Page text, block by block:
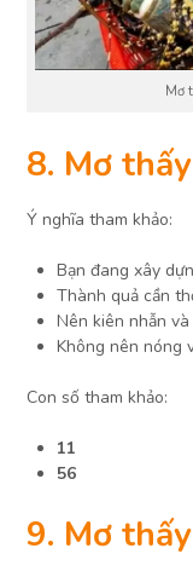
Mơ
8. Mơ
Ý nghĩa tham khảo:
Bạn đang xây
Thành quả cần
Nên kiên nhẫn
Không nên nóng
Con số tham khảo:
11
56
9. Mơ